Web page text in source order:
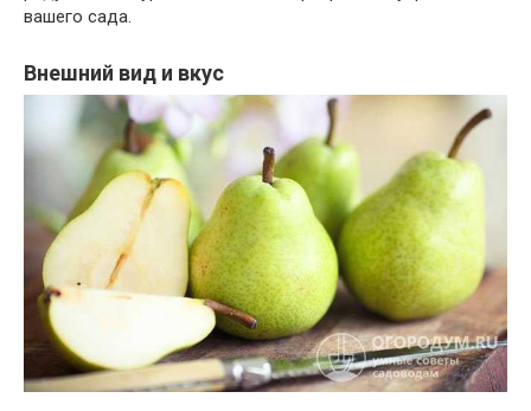
вашего сада.
Внешний вид и вкус